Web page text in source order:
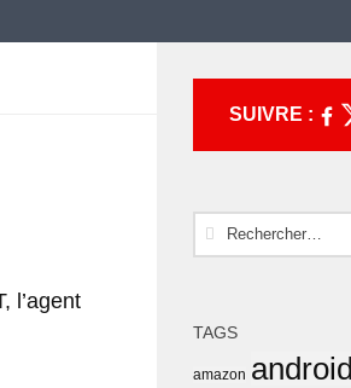
l’agent
SUIVRE :
Rechercher :
TAGS
amazon android